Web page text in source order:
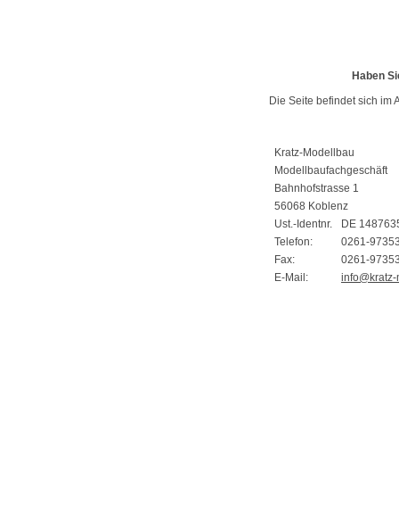
Haben
Die Seite befindet sich im
Kratz-Modellbau
Modellbaufachgeschäft
Bahnhofstrasse 1
56068 Koblenz
Ust.-Identnr.
DE
Telefon:
0261-
Fax:
0261-
E-Mail: